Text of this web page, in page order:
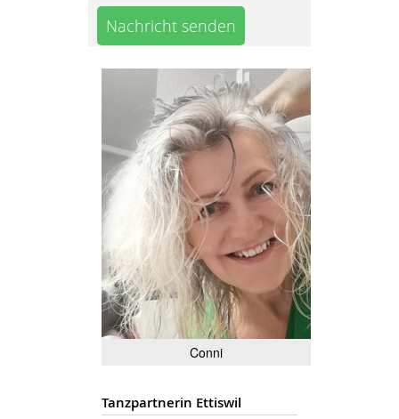
Nachricht senden
Conni
Tanzpartnerin Ettiswil